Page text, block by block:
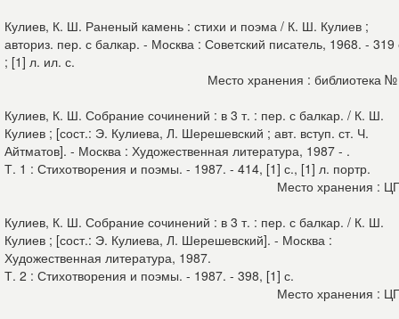
Кулиев, К. Ш. Раненый камень : стихи и поэма / К. Ш. Кулиев ;
авториз. пер. с балкар. - Москва : Советский писатель, 1968. - 319
; [1] л. ил. с.
Место хранения : библиотека
Кулиев, К. Ш. Собрание сочинений : в 3 т. : пер. с балкар. / К. Ш.
Кулиев ; [сост.: Э. Кулиева, Л. Шерешевский ; авт. вступ. ст. Ч.
Айтматов]. - Москва : Художественная литература, 1987 - .
Т. 1 : Стихотворения и поэмы. - 1987. - 414, [1] с., [1] л. портр.
Место хранения :
Кулиев, К. Ш. Собрание сочинений : в 3 т. : пер. с балкар. / К. Ш.
Кулиев ; [сост.: Э. Кулиева, Л. Шерешевский]. - Москва :
Художественная литература, 1987.
Т. 2 : Стихотворения и поэмы. - 1987. - 398, [1] с.
Место хранения :